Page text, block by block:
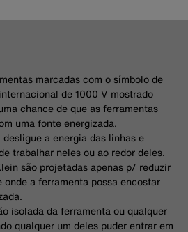
marcadas com o símbolo de
de 1000 V mostrado
chance de que as ferramentas
uma fonte energizada.
a energia das linhas e
trabalhar neles ou ao redor deles.
são projetadas apenas p/ reduzir
a ferramenta possa encostar
isolada da ferramenta ou qualquer
qualquer um deles puder entrar em